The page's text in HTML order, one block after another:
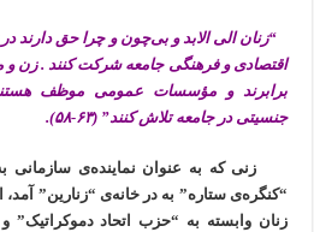
“زنان الی الابد و بی‌چون و چرا حق دارند
اقتصادی و فرهنگی جامعه شرکت کنند . زن و
برابرند و مؤسسات عمومی موظف
جنسیتی در جامعه تلاش کنند” (۶۳-۵۸).
زنی که به عنوان نماینده‌ی سازمانی به
“کنگره‌ی ستاره” به در خانه‌ی “زنارین”
زنان وابسته به “حزب اتحاد